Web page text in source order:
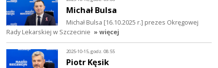
Michał Bulsa
Michał Bulsa [16.10.2025 r.] prezes Okręgowej
Rady Lekarskiej w Szczecinie » więcej
2025-10-15, godz. 08:55
Piotr Kęsik